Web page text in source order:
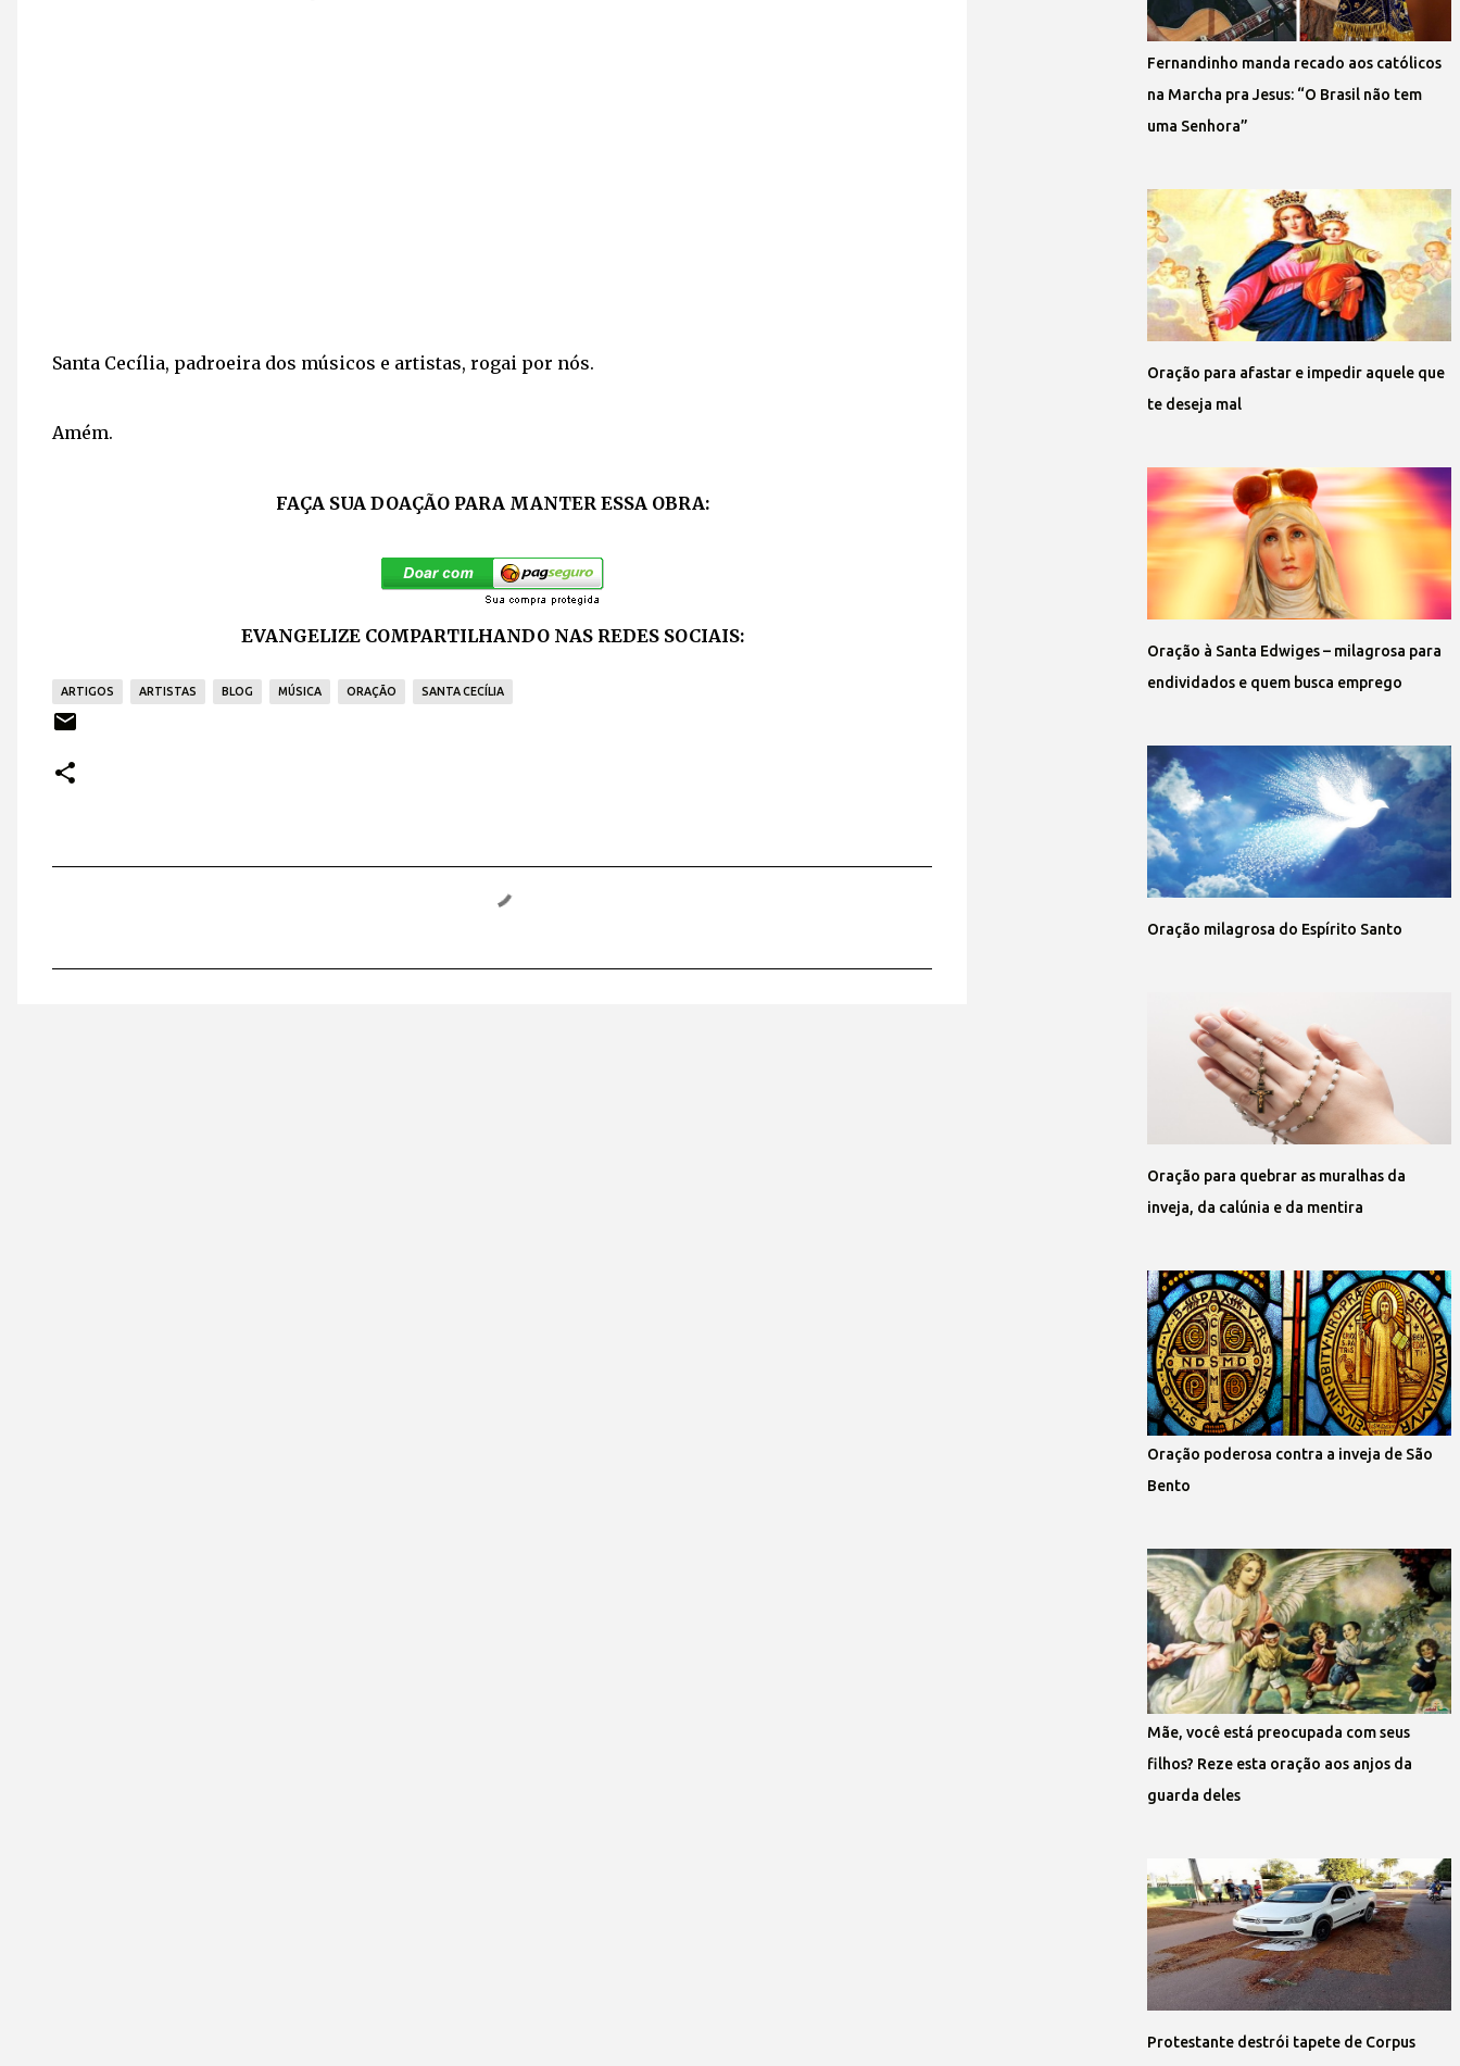
Santa Cecília, padroeira dos músicos e artistas, rogai por nós.
Amém.
FAÇA SUA DOAÇÃO PARA MANTER ESSA OBRA:
EVANGELIZE COMPARTILHANDO NAS REDES SOCIAIS:
ARTIGOS ARTISTAS BLOG MÚSICA ORAÇÃO SANTA CECÍLIA
Fernandinho manda recado aos católicos
na Marcha pra Jesus: “O Brasil não tem
uma Senhora”
Oração para afastar e impedir aquele que
te deseja mal
Oração à Santa Edwiges – milagrosa para
endividados e quem busca emprego
Oração milagrosa do Espírito Santo
Oração para quebrar as muralhas da
inveja, da calúnia e da mentira
Oração poderosa contra a inveja de São
Bento
Mãe, você está preocupada com seus
filhos? Reze esta oração aos anjos da
guarda deles
Protestante destrói tapete de Corpus